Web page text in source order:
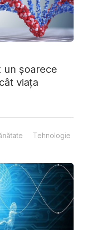
un șoarece
viața
Tehnologie